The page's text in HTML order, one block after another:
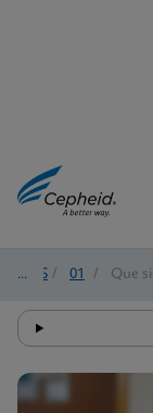
2025 / 01 / Que